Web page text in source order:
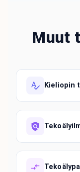
Muut
Kieliopin